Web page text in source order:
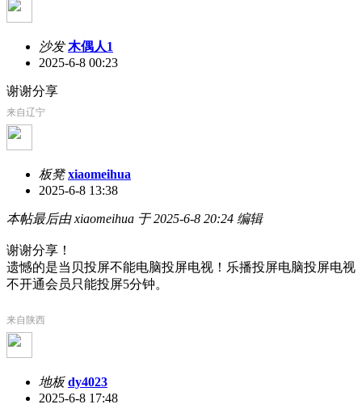
沙发 木偶人1
2025-6-8 00:23
谢谢分享
来自辽宁
板凳 xiaomeihua
2025-6-8 13:38
本帖最后由 xiaomeihua 于 2025-6-8 20:24 编辑
谢谢分享！
遗憾的是当贝投屏不能电脑投屏电视！乐播投屏电脑投屏电视
不开通会员只能投屏5分钟。
来自陕西
地板 dy4023
2025-6-8 17:48